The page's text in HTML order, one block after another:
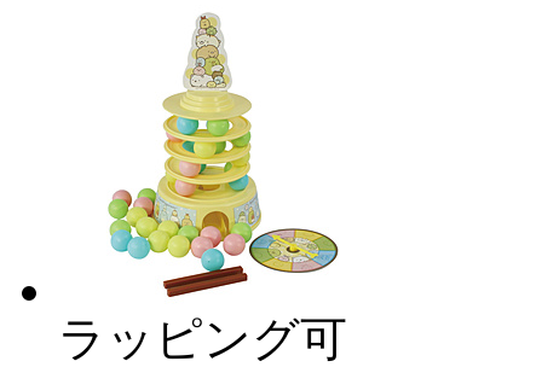
ラッピング可